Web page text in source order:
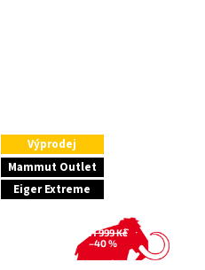
Výprodej
Mammut Outlet
Eiger Extreme
11 999 Kč
–40 %